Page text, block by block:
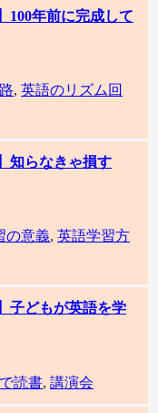
100年前に完成して
, 英語のリズム回
知らなきゃ損す
の意義, 英語学習方
子どもが英語を学
読書, 講演会